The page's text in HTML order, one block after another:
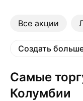
Все акции
Создать
Самые торгуемые акции
Колумбии